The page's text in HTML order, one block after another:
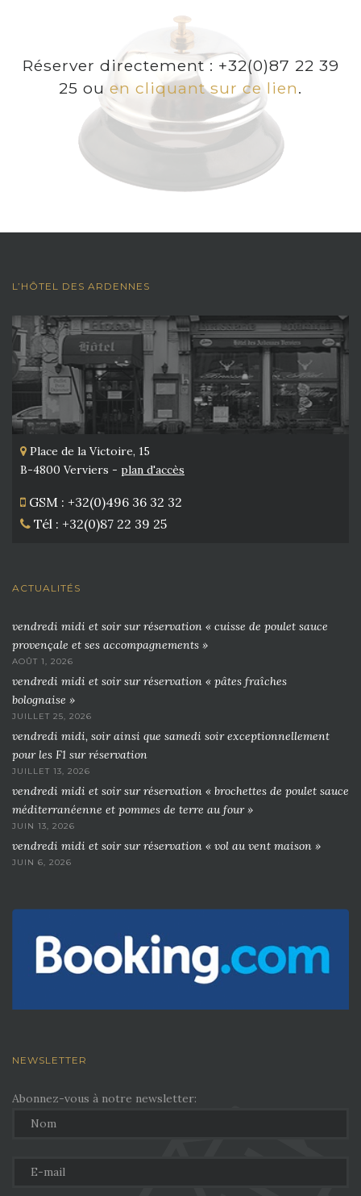
Réserver directement : +32(0)87 22 39
25 ou en cliquant sur ce lien.
L’HÔTEL DES ARDENNES
Place de la Victoire, 15
B-4800 Verviers - plan d'accès
GSM : +32(0)496 36 32 32
Tél : +32(0)87 22 39 25
ACTUALITÉS
vendredi midi et soir sur réservation « cuisse de poulet sauce
provençale et ses accompagnements »
AOÛT 1, 2026
vendredi midi et soir sur réservation « pâtes fraîches
bolognaise »
JUILLET 25, 2026
vendredi midi, soir ainsi que samedi soir exceptionnellement
pour les F1 sur réservation
JUILLET 13, 2026
vendredi midi et soir sur réservation « brochettes de poulet sauce
méditerranéenne et pommes de terre au four »
JUIN 13, 2026
vendredi midi et soir sur réservation « vol au vent maison »
JUIN 6, 2026
NEWSLETTER
Abonnez-vous à notre newsletter: